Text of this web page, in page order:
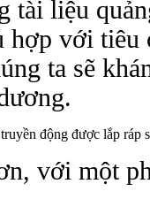
tài liệu
hợp với
ta sẽ
động được lắp ráp
với một